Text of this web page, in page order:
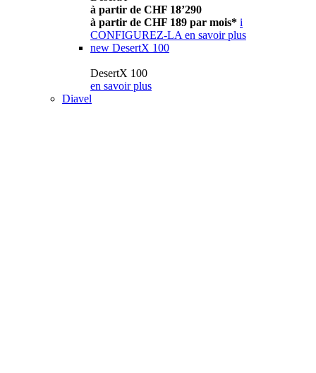
à partir de CHF 18’290
à partir de CHF 189 par mois* i
CONFIGUREZ-LA en savoir plus
new DesertX 100
DesertX 100
en savoir plus
Diavel